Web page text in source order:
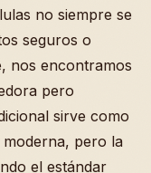
no siempre se
seguros o
nos encontramos
pero
sirve como
pero la
el estándar